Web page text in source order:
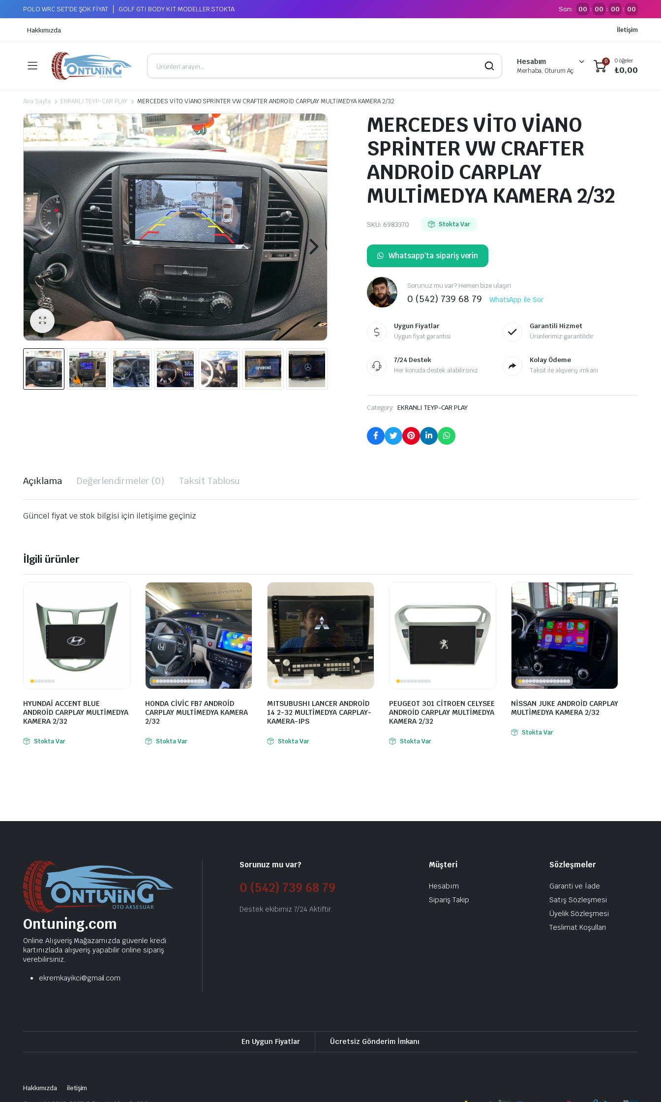
POLO WRC SET'DE ŞOK FİYAT GOLF GTI BODY KIT MODELLER STOKTA Son: 00 : 00 : 00 : 00
Hakkımızda İletişim
Hesabım
Merhaba, Oturum Aç
0 0 öğeler
₺0,00
Ana Sayfa EKRANLI TEYP-CAR PLAY MERCEDES VİTO VİANO SPRİNTER VW CRAFTER ANDROİD CARPLAY MULTİMEDYA KAMERA 2/32
MERCEDES VİTO VİANO
SPRİNTER VW CRAFTER
ANDROİD CARPLAY
MULTİMEDYA KAMERA 2/32
SKU: 6983370 Stokta Var
Whatsapp'ta sipariş verin
Sorunuz mu var? Hemen bize ulaşın
0 (542) 739 68 79 WhatsApp ile Sor
Uygun Fiyatlar
Uygun fiyat garantisi
Garantili Hizmet
Ürünlerimiz garantilidir
7/24 Destek
Her konuda destek alabilirsiniz
Kolay Ödeme
Taksit ile alışveriş imkanı
Category: EKRANLI TEYP-CAR PLAY
Açıklama Değerlendirmeler (0) Taksit Tablosu
Güncel fiyat ve stok bilgisi için iletişime geçiniz
İlgili ürünler
HYUNDAİ ACCENT BLUE
ANDROİD CARPLAY MULTİMEDYA
KAMERA 2/32
Stokta Var
HONDA CİVİC FB7 ANDROİD
CARPLAY MULTİMEDYA KAMERA
2/32
Stokta Var
MITSUBUSHI LANCER ANDROİD
14 2-32 MULTİMEDYA CARPLAY-
KAMERA-IPS
Stokta Var
PEUGEOT 301 CİTROEN CELYSEE
ANDROİD CARPLAY MULTİMEDYA
KAMERA 2/32
Stokta Var
NİSSAN JUKE ANDROİD CARPLAY
MULTİMEDYA KAMERA 2/32
Stokta Var
Ontuning.com
Online Alışveriş Mağazamızda güvenle kredi
kartınızlada alışveriş yapabilir online sipariş
verebilirsiniz.
ekremkayikci@gmail.com
Sorunuz mu var?
0 (542) 739 68 79
Destek ekibimiz 7/24 Aktiftir.
Müşteri
Hesabım
Sipariş Takip
Sözleşmeler
Garanti ve İade
Satış Sözleşmesi
Üyelik Sözleşmesi
Teslimat Koşulları
En Uygun Fiyatlar Ücretsiz Gönderim İmkanı
Hakkımızda
iletişim